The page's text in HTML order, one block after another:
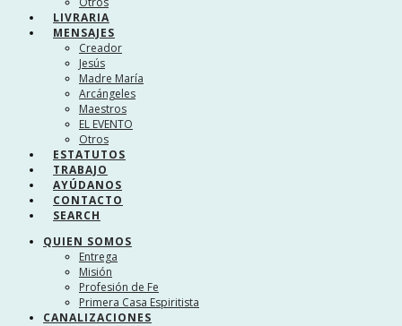
LIVRARIA
MENSAJES
Creador
Jesús
Madre María
Arcángeles
Maestros
EL EVENTO
Otros
ESTATUTOS
TRABAJO
AYÚDANOS
CONTACTO
SEARCH
QUIEN SOMOS
Entrega
Misión
Profesión de Fe
Primera Casa Espiritista
CANALIZACIONES